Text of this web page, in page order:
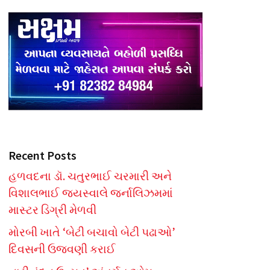
Recent Posts
હળવદના ડૉ. ચતુરભાઈ ચરમારી અને
વિશાલભાઈ જયસ્વાલે જર્નાલિઝમમાં
માસ્ટર ડિગ્રી મેળવી
મોરબી ખાતે ‘બેટી બચાવો બેટી પઢાઓ’
દિવસની ઉજવણી કરાઈ